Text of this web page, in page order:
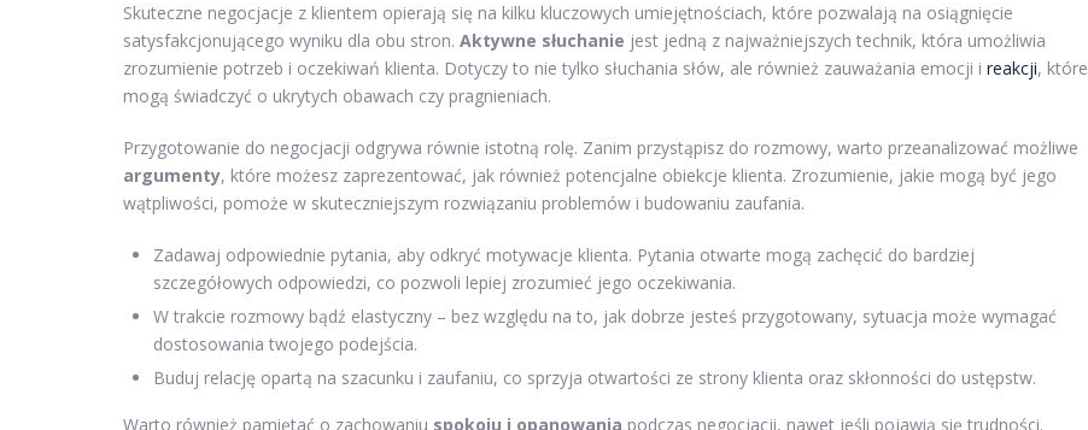
Skuteczne negocjacje z klientem opierają się na kilku kluczowych umiejętnościach, które pozwalają na osiągnięcie
satysfakcjonującego wyniku dla obu stron. Aktywne słuchanie jest jedną z najważniejszych technik, która umożliwia
zrozumienie potrzeb i oczekiwań klienta. Dotyczy to nie tylko słuchania słów, ale również zauważania emocji i reakcji, które
mogą świadczyć o ukrytych obawach czy pragnieniach.
Przygotowanie do negocjacji odgrywa równie istotną rolę. Zanim przystąpisz do rozmowy, warto przeanalizować możliwe
argumenty, które możesz zaprezentować, jak również potencjalne obiekcje klienta. Zrozumienie, jakie mogą być jego
wątpliwości, pomoże w skuteczniejszym rozwiązaniu problemów i budowaniu zaufania.
Zadawaj odpowiednie pytania, aby odkryć motywacje klienta. Pytania otwarte mogą zachęcić do bardziej
szczegółowych odpowiedzi, co pozwoli lepiej zrozumieć jego oczekiwania.
W trakcie rozmowy bądź elastyczny – bez względu na to, jak dobrze jesteś przygotowany, sytuacja może wymagać
dostosowania twojego podejścia.
Buduj relację opartą na szacunku i zaufaniu, co sprzyja otwartości ze strony klienta oraz skłonności do ustępstw.
Warto również pamiętać o zachowaniu spokoju i opanowania podczas negocjacji, nawet jeśli pojawią się trudności.